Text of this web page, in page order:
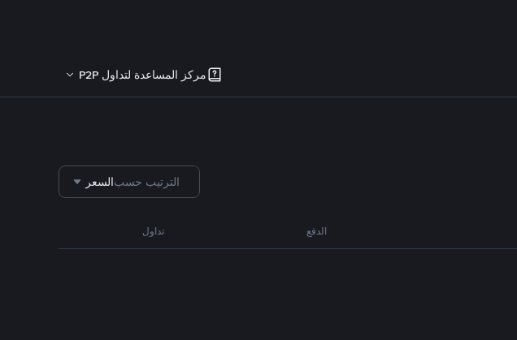
مركز المساعدة لتداول P2P
الترتيب حسبالسعر
الدفع تداول